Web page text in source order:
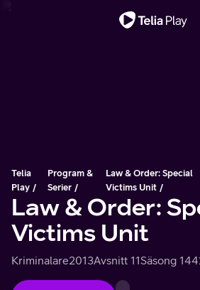
Telia
Play
Program &
Serier
Law & Order: Special
Victims Unit
Law & Order:
Victims Unit
Kriminalare2013Avsnitt 11Säsong 14